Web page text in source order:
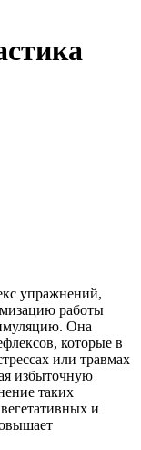
упражнений,
работы
Она
которые в
или травмах
избыточную
таких
и